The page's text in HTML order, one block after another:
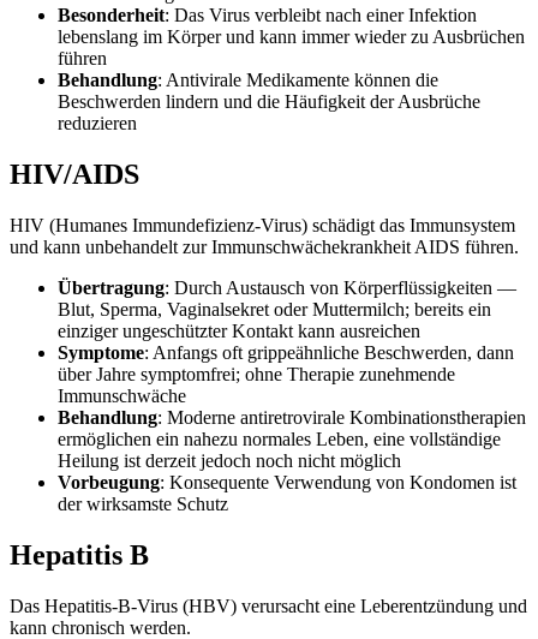
Besonderheit: Das Virus verbleibt nach einer Infektion
lebenslang im Körper und kann immer wieder zu Ausbrüchen
führen
Behandlung: Antivirale Medikamente können die
Beschwerden lindern und die Häufigkeit der Ausbrüche
reduzieren
HIV/AIDS
HIV (Humanes Immundefizienz-Virus) schädigt das Immunsystem
und kann unbehandelt zur Immunschwächekrankheit AIDS führen.
Übertragung: Durch Austausch von Körperflüssigkeiten —
Blut, Sperma, Vaginalsekret oder Muttermilch; bereits ein
einziger ungeschützter Kontakt kann ausreichen
Symptome: Anfangs oft grippeähnliche Beschwerden, dann
über Jahre symptomfrei; ohne Therapie zunehmende
Immunschwäche
Behandlung: Moderne antiretrovirale Kombinationstherapien
ermöglichen ein nahezu normales Leben, eine vollständige
Heilung ist derzeit jedoch noch nicht möglich
Vorbeugung: Konsequente Verwendung von Kondomen ist
der wirksamste Schutz
Hepatitis B
Das Hepatitis-B-Virus (HBV) verursacht eine Leberentzündung und
kann chronisch werden.